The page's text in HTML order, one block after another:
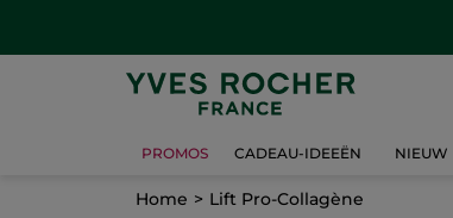
PROMOS CADEAU-IDEEËN NIEUW
Home Lift Pro-Collagène